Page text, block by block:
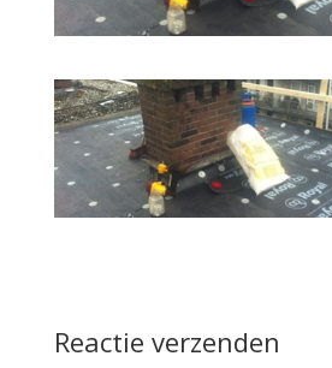
Reactie verzenden